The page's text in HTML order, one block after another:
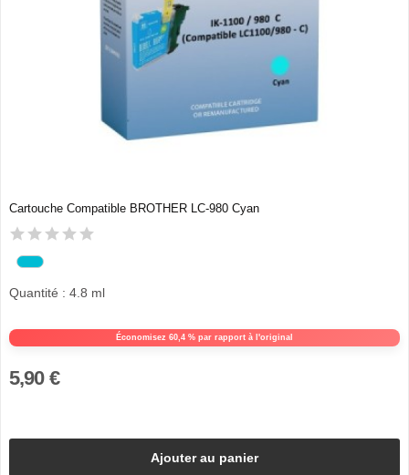
Cartouche Compatible BROTHER LC-980 Cyan
Économisez 60,4 % par rapport à l'original
Quantité : 4.8 ml
5,90 €
Ajouter au panier